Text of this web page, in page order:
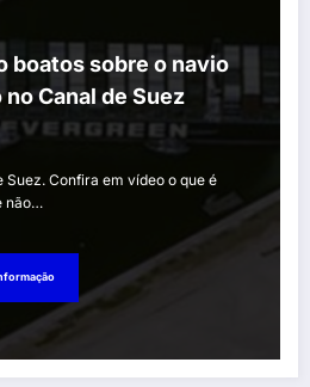
boatos sobre o navio
Canal de Suez
Suez. Confira em vídeo o que é
não…